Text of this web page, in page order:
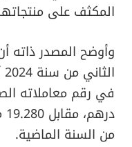
المكثف على
وأوضح المصدر ذاته
من السنة الماضية.